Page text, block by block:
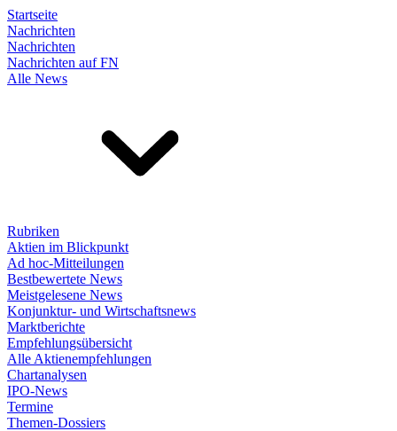
Startseite
Nachrichten
Nachrichten
Nachrichten auf FN
Alle News
Rubriken
Aktien im Blickpunkt
Ad hoc-Mitteilungen
Bestbewertete News
Meistgelesene News
Konjunktur- und Wirtschaftsnews
Marktberichte
Empfehlungsübersicht
Alle Aktienempfehlungen
Chartanalysen
IPO-News
Termine
Themen-Dossiers